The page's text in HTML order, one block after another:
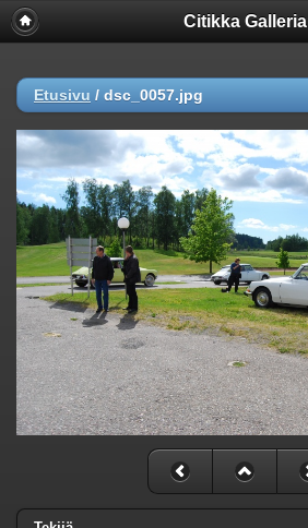
Citikka Galleria
Etusivu / dsc_0057.jpg